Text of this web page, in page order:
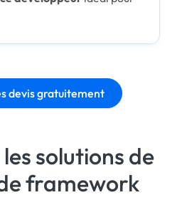
devis gratuitement
solutions de
framework